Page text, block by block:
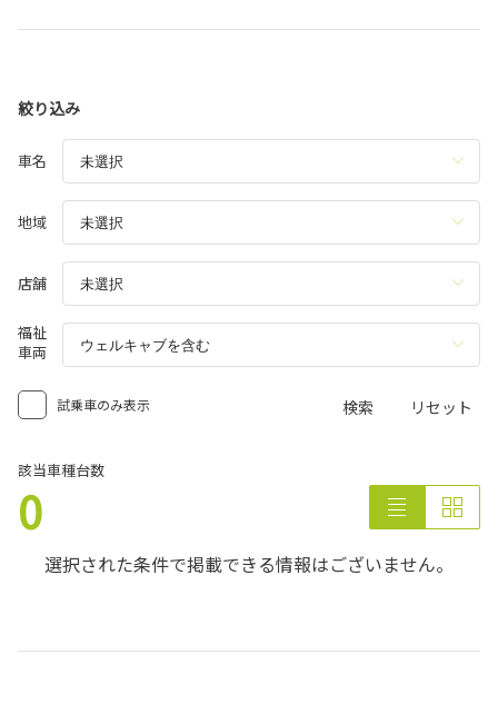
絞り込み
車名
地域
店舗
福祉
車両
試乗車のみ表示 検索 リセット
該当車種台数
0
選択された条件で掲載できる情報はございません。